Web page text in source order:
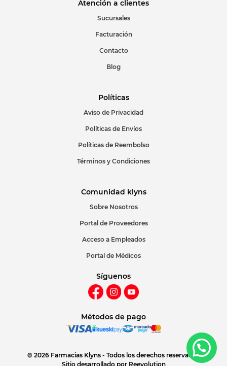
Atención a clientes
Sucursales
Facturación
Contacto
Blog
Políticas
Aviso de Privacidad
Políticas de Envíos
Políticas de Reembolso
Términos y Condiciones
Comunidad klyns
Sobre Nosotros
Portal de Proveedores
Acceso a Empleados
Portal de Médicos
Síguenos
Métodos de pago
© 2026 Farmacias Klyns - Todos los derechos reservados
Sitio desarrollado por Reevolution